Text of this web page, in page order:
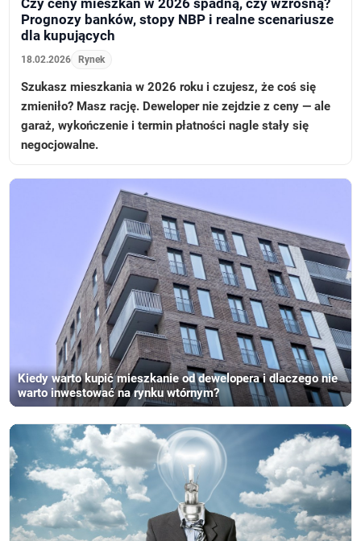
Czy ceny mieszkań w 2026 spadną, czy wzrosną?
Prognozy banków, stopy NBP i realne scenariusze
dla kupujących
18.02.2026 Rynek
Szukasz mieszkania w 2026 roku i czujesz, że coś się
zmieniło? Masz rację. Deweloper nie zejdzie z ceny — ale
garaż, wykończenie i termin płatności nagle stały się
negocjowalne.
Kiedy warto kupić mieszkanie od dewelopera i dlaczego nie
warto inwestować na rynku wtórnym?